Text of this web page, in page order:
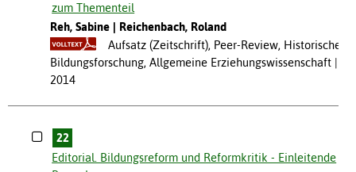
zum Thementeil
Reh, Sabine
Reichenbach, Roland
Aufsatz (Zeitschrift), Peer-Review, Historische
Bildungsforschung, Allgemeine Erziehungswissenschaft
2014
22
Editorial. Bildungsreform und Reformkritik - Einleitende